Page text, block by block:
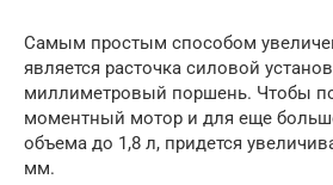
Самым простым способом
является расточка силовой
миллиметровый поршень. Чтобы
моментный мотор и для еще
объема до 1,8 л, придется
мм.